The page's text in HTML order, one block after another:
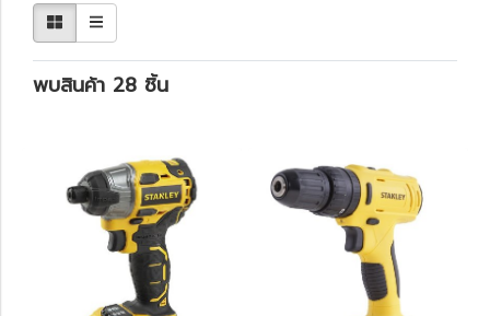
พบสินค้า 28 ชิ้น